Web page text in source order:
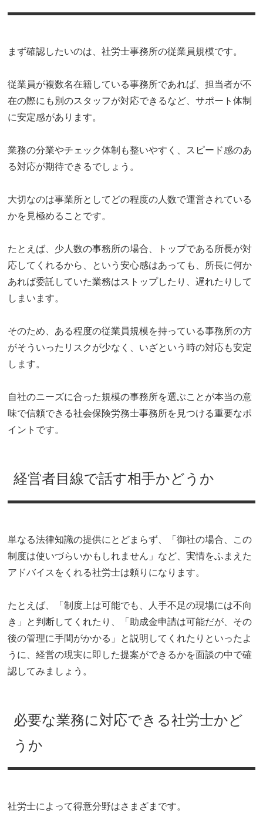
まず確認したいのは、社労士事務所の従業員規模です。
従業員が複数名在籍している事務所であれば、担当者が不
在の際にも別のスタッフが対応できるなど、サポート体制
に安定感があります。
業務の分業やチェック体制も整いやすく、スピード感のあ
る対応が期待できるでしょう。
大切なのは事業所としてどの程度の人数で運営されている
かを見極めることです。
たとえば、少人数の事務所の場合、トップである所長が対
応してくれるから、という安心感はあっても、所長に何か
あれば委託していた業務はストップしたり、遅れたりして
しまいます。
そのため、ある程度の従業員規模を持っている事務所の方
がそういったリスクが少なく、いざという時の対応も安定
します。
自社のニーズに合った規模の事務所を選ぶことが本当の意
味で信頼できる社会保険労務士事務所を見つける重要なポ
イントです。
経営者目線で話す相手かどうか
単なる法律知識の提供にとどまらず、「御社の場合、この
制度は使いづらいかもしれません」など、実情をふまえた
アドバイスをくれる社労士は頼りになります。
たとえば、「制度上は可能でも、人手不足の現場には不向
き」と判断してくれたり、「助成金申請は可能だが、その
後の管理に手間がかかる」と説明してくれたりといったよ
うに、経営の現実に即した提案ができるかを面談の中で確
認してみましょう。
必要な業務に対応できる社労士かど
うか
社労士によって得意分野はさまざまです。